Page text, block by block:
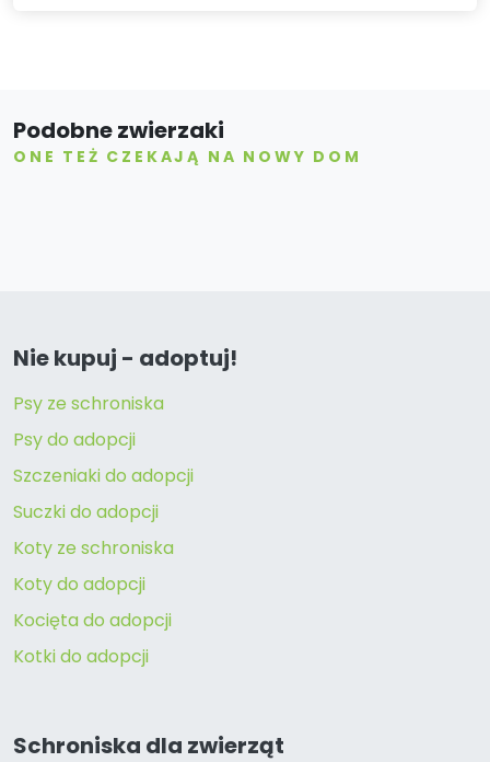
Podobne zwierzaki
ONE TEŻ CZEKAJĄ NA NOWY DOM
Nie kupuj - adoptuj!
Psy ze schroniska
Psy do adopcji
Szczeniaki do adopcji
Suczki do adopcji
Koty ze schroniska
Koty do adopcji
Kocięta do adopcji
Kotki do adopcji
Schroniska dla zwierząt